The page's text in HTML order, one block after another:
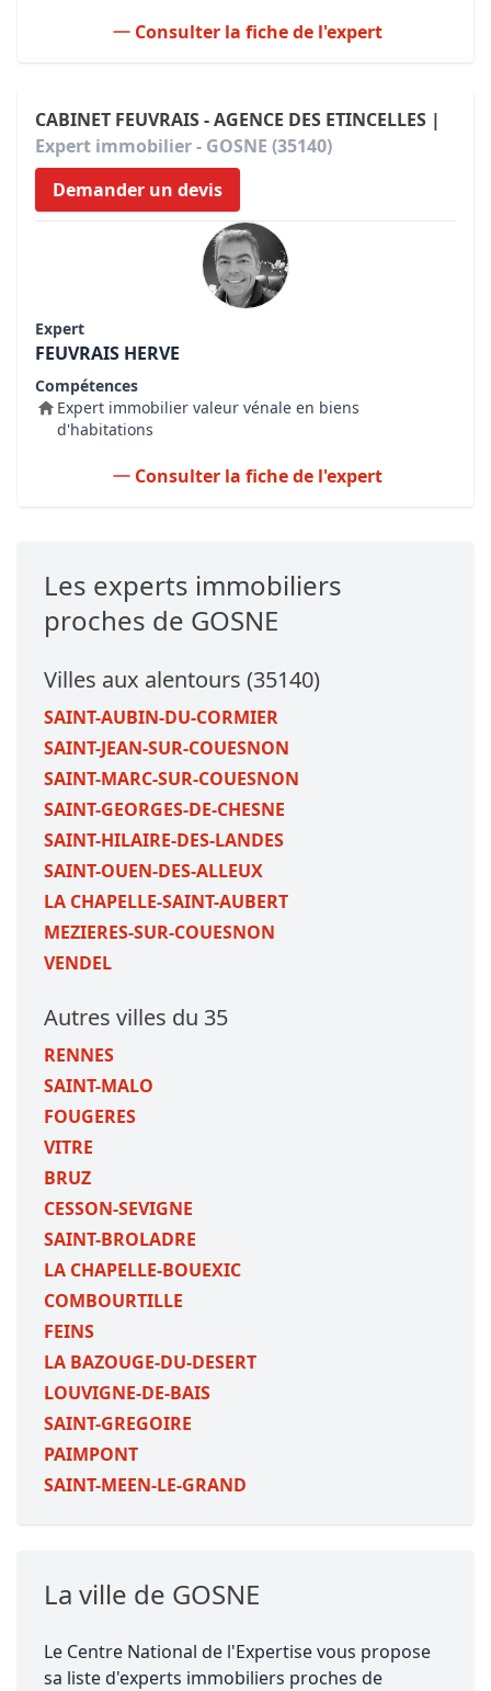
Consulter la fiche de l'expert
CABINET FEUVRAIS - AGENCE DES ETINCELLES |
Expert immobilier - GOSNE (35140)
Demander un devis
Expert
FEUVRAIS HERVE
Compétences
Expert immobilier valeur vénale en biens
d'habitations
Consulter la fiche de l'expert
Les experts immobiliers
proches de GOSNE
Villes aux alentours (35140)
SAINT-AUBIN-DU-CORMIER
SAINT-JEAN-SUR-COUESNON
SAINT-MARC-SUR-COUESNON
SAINT-GEORGES-DE-CHESNE
SAINT-HILAIRE-DES-LANDES
SAINT-OUEN-DES-ALLEUX
LA CHAPELLE-SAINT-AUBERT
MEZIERES-SUR-COUESNON
VENDEL
Autres villes du 35
RENNES
SAINT-MALO
FOUGERES
VITRE
BRUZ
CESSON-SEVIGNE
SAINT-BROLADRE
LA CHAPELLE-BOUEXIC
COMBOURTILLE
FEINS
LA BAZOUGE-DU-DESERT
LOUVIGNE-DE-BAIS
SAINT-GREGOIRE
PAIMPONT
SAINT-MEEN-LE-GRAND
La ville de GOSNE
Le Centre National de l'Expertise vous propose
sa liste d'experts immobiliers proches de